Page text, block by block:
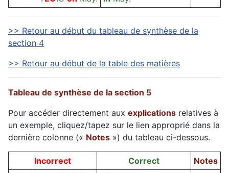
>> Retour au début du tableau de synthèse de la
section 4
>> Retour au début de la table des matières
Tableau de synthèse de la section 5
Pour accéder directement aux explications relatives à
un exemple, cliquez/tapez sur le lien approprié dans la
dernière colonne (« Notes ») du tableau ci-dessous.
Incorrect Correct
Notes